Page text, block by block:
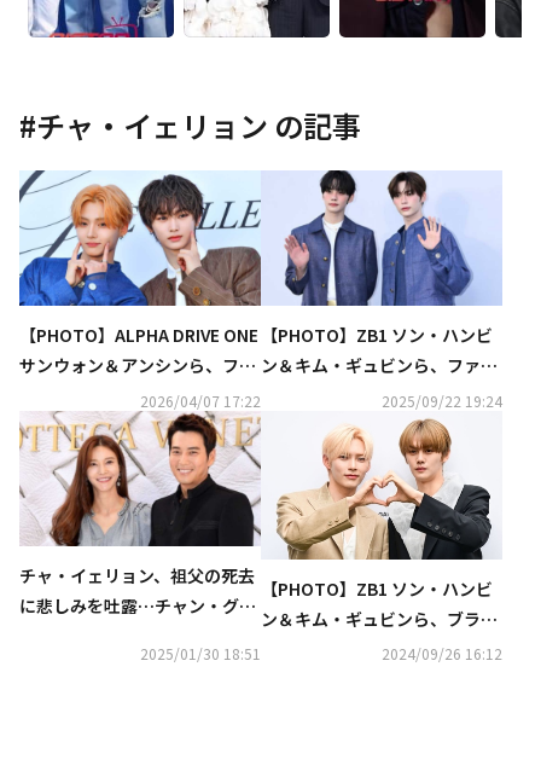
#チャ・イェリョン の記事
【PHOTO】ALPHA DRIVE ONE
サンウォン＆アンシンら、ファ
ッションブランド「MISS GEE C
OLLECTION」のイベントに出
席
2026/04/07 17:22
【PHOTO】ZB1 ソン・ハンビ
ン＆キム・ギュビンら、ファッ
ションブランド「MISS GEE CO
LLECTION」のイベントに出席
（動画あり）
2025/09/22 19:24
チャ・イェリョン、祖父の死去
に悲しみを吐露…チャン・グン
2025/01/30 18:51
【PHOTO】ZB1 ソン・ハンビ
ン＆キム・ギュビンら、ブラン
ド「MISS GEE COLLECTION」
2024/09/26 16:12